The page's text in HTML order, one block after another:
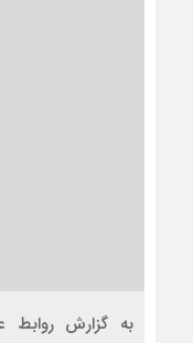
به گزارش روابط